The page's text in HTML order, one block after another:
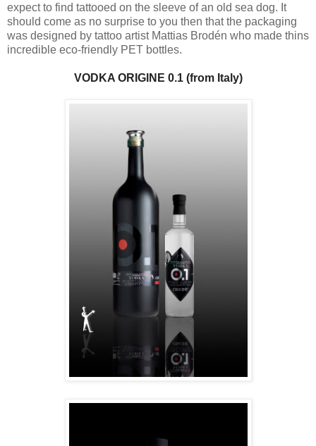
expect to find tattooed on the sleeve of an old sea dog. It
should come as no surprise to you then that the packaging
was designed by tattoo artist Mattias Brodén who made thins
incredible eco-friendly PET bottles.
VODKA ORIGINE 0.1 (from Italy)